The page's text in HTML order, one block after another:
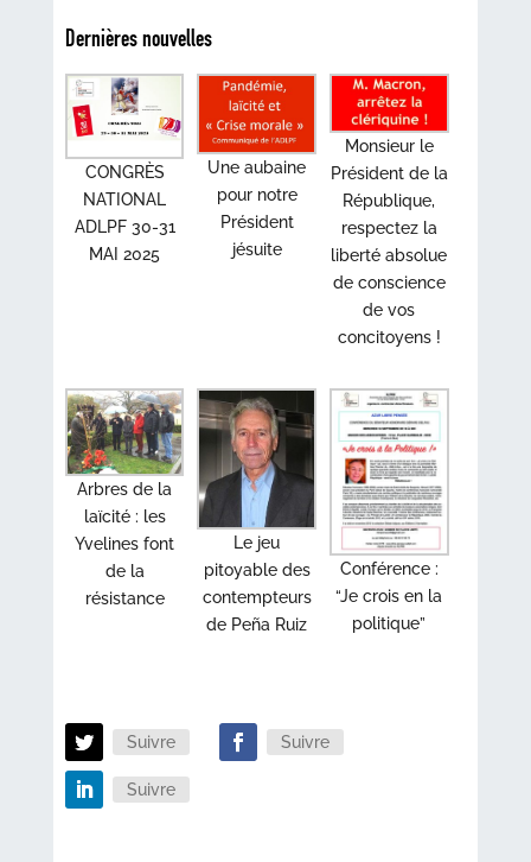
Dernières nouvelles
CONGRÈS
NATIONAL
ADLPF 30-31
MAI 2025
Une aubaine
pour notre
Président
jésuite
Monsieur le
Président de la
République,
respectez la
liberté absolue
de conscience
de vos
concitoyens !
Arbres de la
laïcité : les
Yvelines font
de la
résistance
Le jeu
pitoyable des
contempteurs
de Peña Ruiz
Conférence :
“Je crois en la
politique”
Suivre Suivre
Suivre